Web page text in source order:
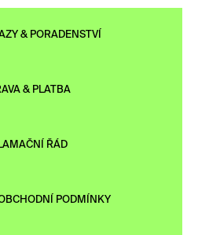
& PORADENSTVÍ
& PLATBA
ŘÁD
PODMÍNKY